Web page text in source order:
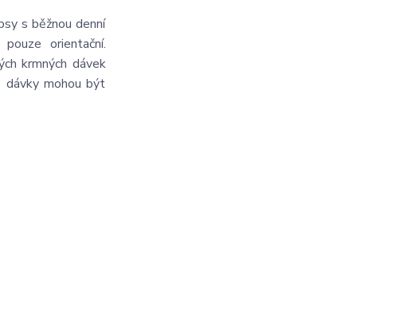
s běžnou denní
orientační.
krmných dávek
dávky mohou být